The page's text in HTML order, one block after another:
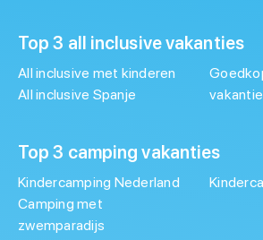
Top 3 all inclusive vakanties
All inclusive met kinderen
All inclusive Spanje
Top 3 camping vakanties
Kindercamping Nederland
Camping met
zwemparadijs